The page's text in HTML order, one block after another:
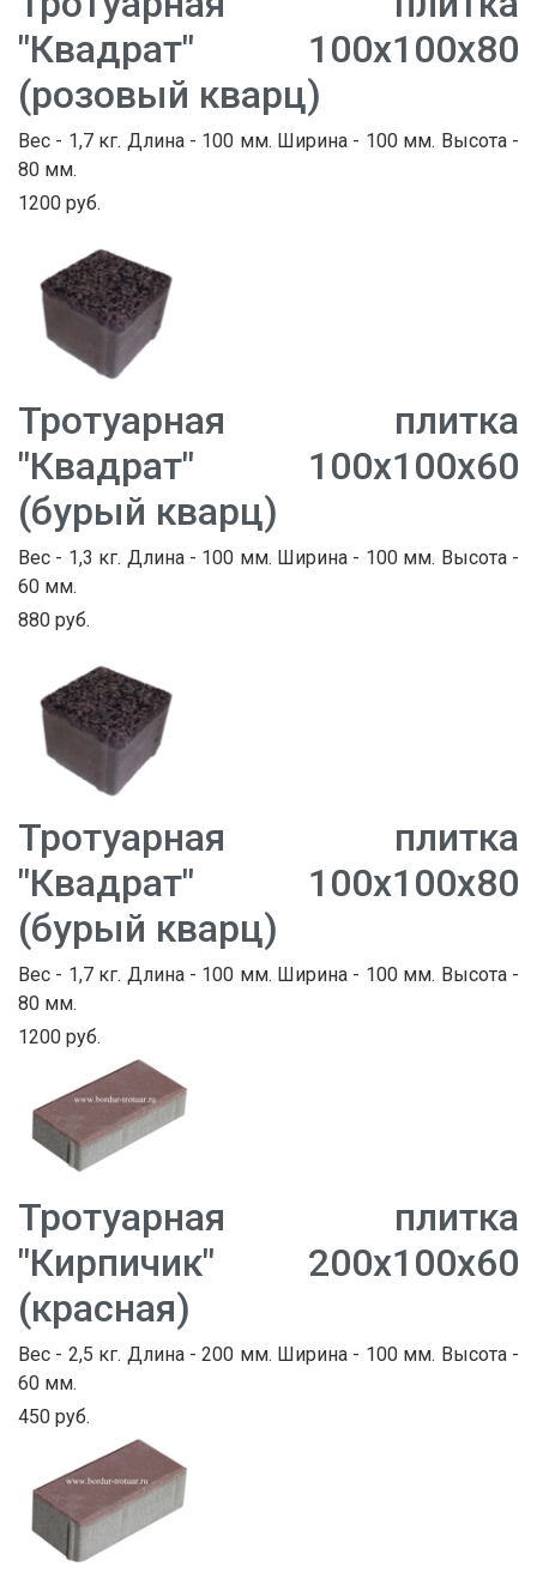
"Квадрат" 100х100х80
(розовый кварц)
Вес - 1,7 кг. Длина - 100 мм. Ширина - 100 мм. Высота -
80 мм.
1200 руб.
Тротуарная плитка
"Квадрат" 100х100х60
(бурый кварц)
Вес - 1,3 кг. Длина - 100 мм. Ширина - 100 мм. Высота -
60 мм.
880 руб.
Тротуарная плитка
"Квадрат" 100х100х80
(бурый кварц)
Вес - 1,7 кг. Длина - 100 мм. Ширина - 100 мм. Высота -
80 мм.
1200 руб.
Тротуарная плитка
"Кирпичик" 200х100х60
(красная)
Вес - 2,5 кг. Длина - 200 мм. Ширина - 100 мм. Высота -
60 мм.
450 руб.